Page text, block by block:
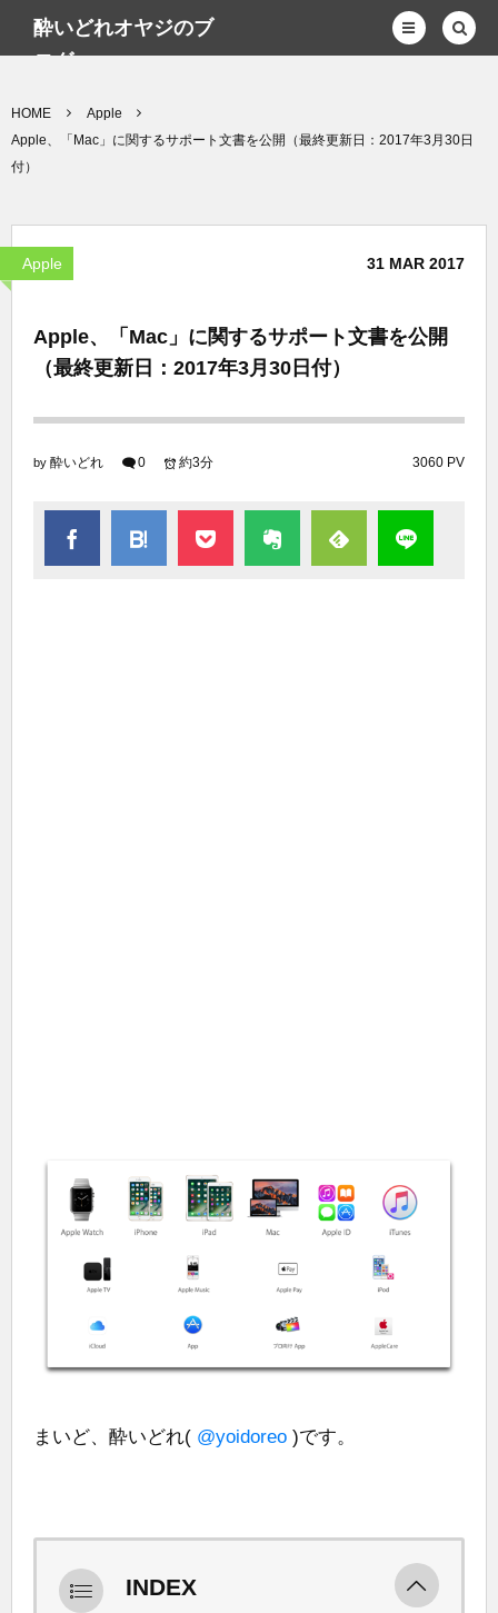
酔いどれオヤジのブ
ログwp
HOME
Apple
Apple、「Mac」に関するサポート文書を公開（最終更新日：2017年3月30日
付）
Apple 31 MAR 2017
Apple、「Mac」に関するサポート文書を公開
（最終更新日：2017年3月30日付）
by 酔いどれ 0 3060 PV
約3分
まいど、酔いどれ( @yoidoreo )です。
INDEX